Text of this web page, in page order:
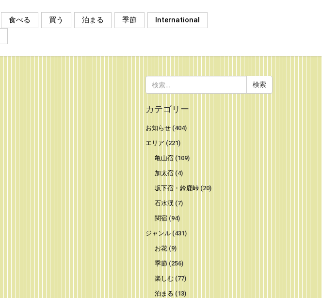
食べる 買う 泊まる 季節
International
索:
カテゴリー
お知らせ(404)
エリア (221)
亀山宿 (109)
加太宿 (4)
坂下宿・鈴鹿峠 (20)
石水渓 (7)
関宿 (94)
ジャンル(431)
お花 (9)
季節 (256)
楽しむ (77)
泊まる (13)